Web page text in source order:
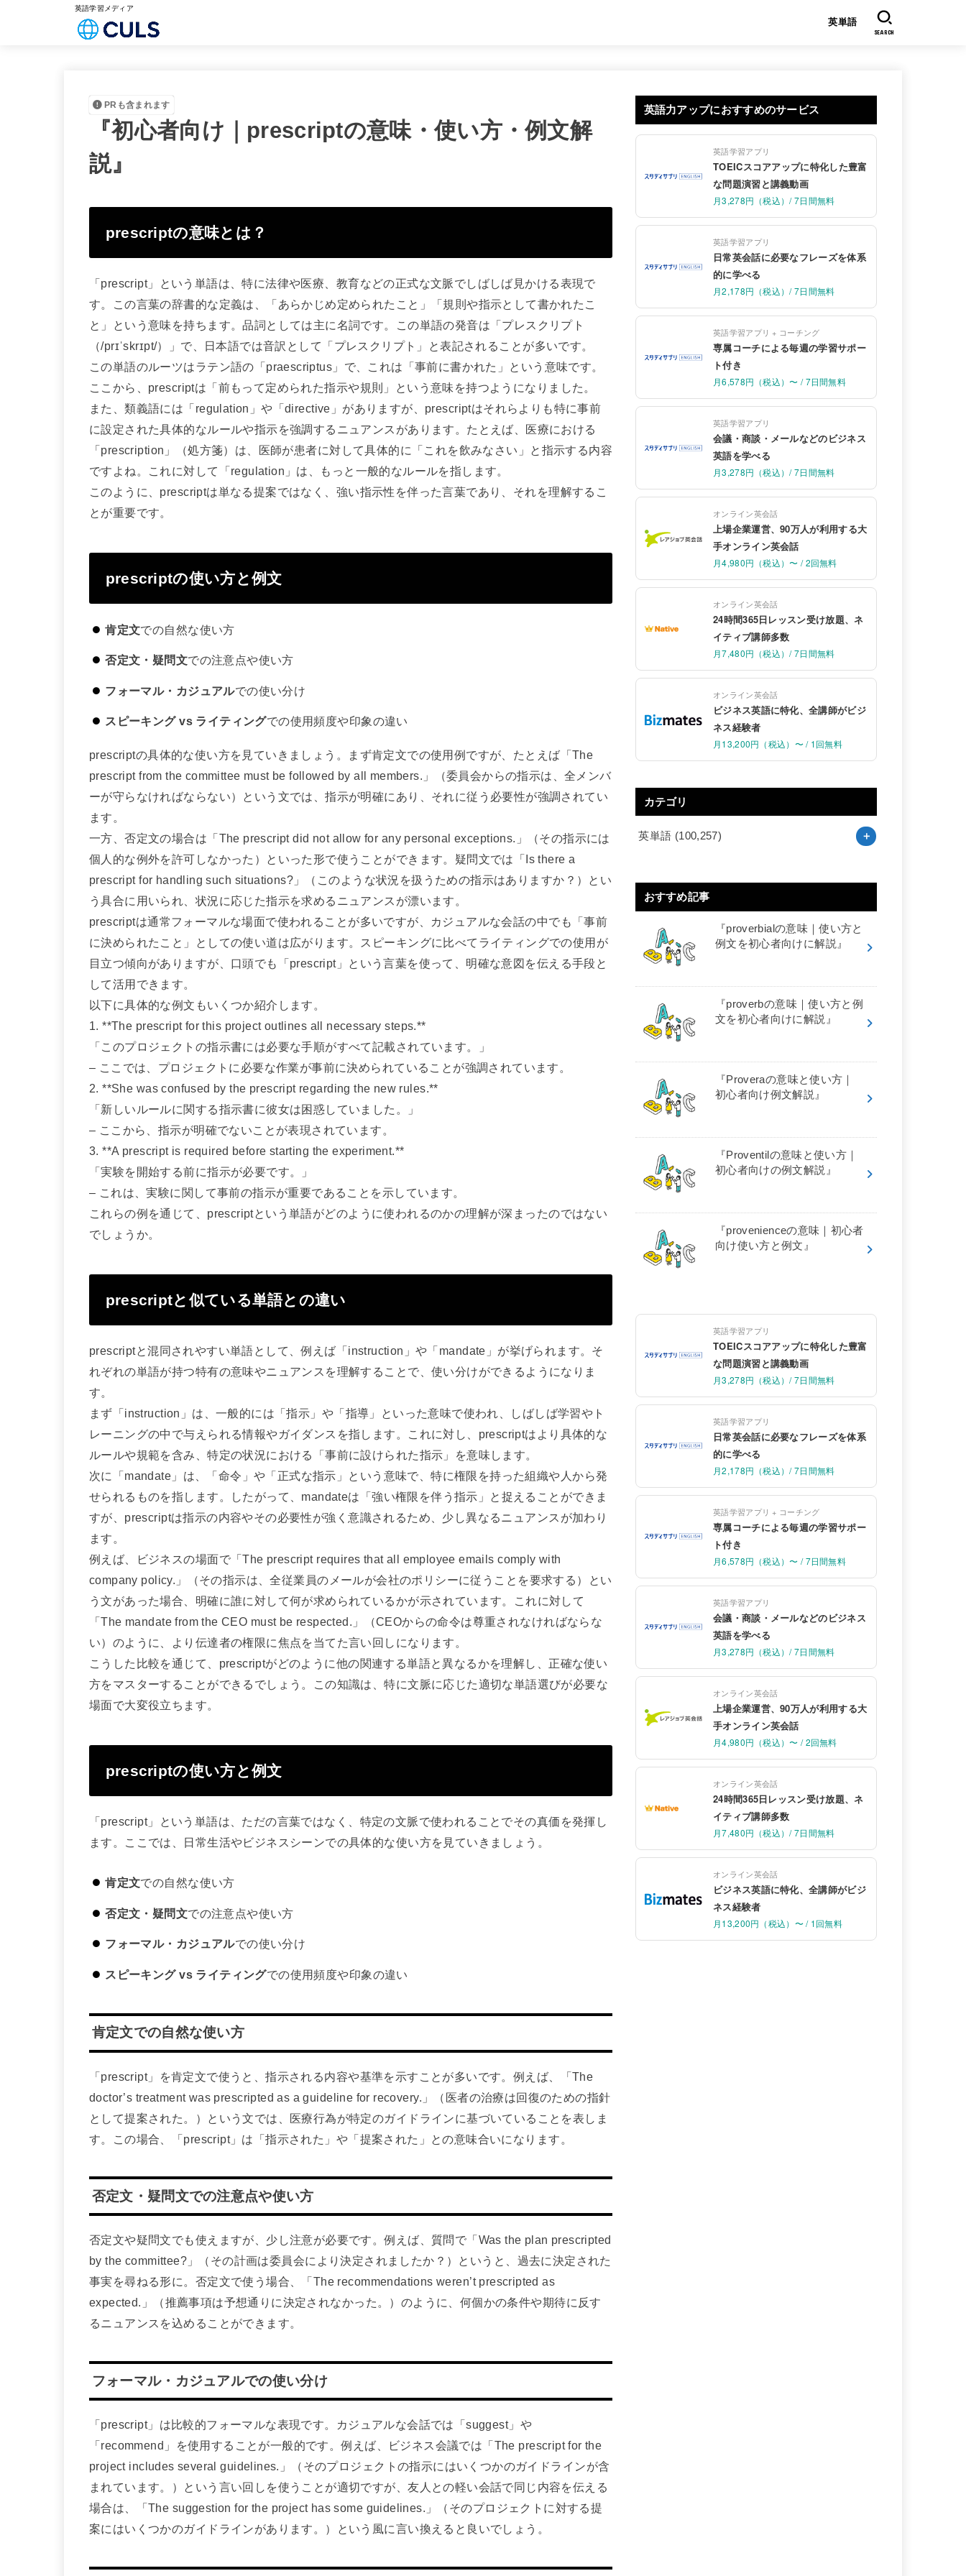
英語学習メディア
英単語
SEARCH
PRも含まれます
『初心者向け｜prescriptの意味・使い方・例文解
説』
prescriptの意味とは？
「prescript」という単語は、特に法律や医療、教育などの正式な文脈でしばしば見かける表現で
す。この言葉の辞書的な定義は、「あらかじめ定められたこと」「規則や指示として書かれたこ
と」という意味を持ちます。品詞としては主に名詞です。この単語の発音は「プレスクリプト
（/prɪˈskrɪpt/）」で、日本語では音訳として「プレスクリプト」と表記されることが多いです。
この単語のルーツはラテン語の「praescriptus」で、これは「事前に書かれた」という意味です。
ここから、prescriptは「前もって定められた指示や規則」という意味を持つようになりました。
また、類義語には「regulation」や「directive」がありますが、prescriptはそれらよりも特に事前
に設定された具体的なルールや指示を強調するニュアンスがあります。たとえば、医療における
「prescription」（処方箋）は、医師が患者に対して具体的に「これを飲みなさい」と指示する内容
ですよね。これに対して「regulation」は、もっと一般的なルールを指します。
このように、prescriptは単なる提案ではなく、強い指示性を伴った言葉であり、それを理解するこ
とが重要です。
prescriptの使い方と例文
肯定文での自然な使い方
否定文・疑問文での注意点や使い方
フォーマル・カジュアルでの使い分け
スピーキング vs ライティングでの使用頻度や印象の違い
prescriptの具体的な使い方を見ていきましょう。まず肯定文での使用例ですが、たとえば「The
prescript from the committee must be followed by all members.」（委員会からの指示は、全メンバ
ーが守らなければならない）という文では、指示が明確にあり、それに従う必要性が強調されてい
ます。
一方、否定文の場合は「The prescript did not allow for any personal exceptions.」（その指示には
個人的な例外を許可しなかった）といった形で使うことができます。疑問文では「Is there a
prescript for handling such situations?」（このような状況を扱うための指示はありますか？）とい
う具合に用いられ、状況に応じた指示を求めるニュアンスが漂います。
prescriptは通常フォーマルな場面で使われることが多いですが、カジュアルな会話の中でも「事前
に決められたこと」としての使い道は広がります。スピーキングに比べてライティングでの使用が
目立つ傾向がありますが、口頭でも「prescript」という言葉を使って、明確な意図を伝える手段と
して活用できます。
以下に具体的な例文もいくつか紹介します。
1. **The prescript for this project outlines all necessary steps.**
「このプロジェクトの指示書には必要な手順がすべて記載されています。」
– ここでは、プロジェクトに必要な作業が事前に決められていることが強調されています。
2. **She was confused by the prescript regarding the new rules.**
「新しいルールに関する指示書に彼女は困惑していました。」
– ここから、指示が明確でないことが表現されています。
3. **A prescript is required before starting the experiment.**
「実験を開始する前に指示が必要です。」
– これは、実験に関して事前の指示が重要であることを示しています。
これらの例を通じて、prescriptという単語がどのように使われるのかの理解が深まったのではない
でしょうか。
prescriptと似ている単語との違い
prescriptと混同されやすい単語として、例えば「instruction」や「mandate」が挙げられます。そ
れぞれの単語が持つ特有の意味やニュアンスを理解することで、使い分けができるようになりま
す。
まず「instruction」は、一般的には「指示」や「指導」といった意味で使われ、しばしば学習やト
レーニングの中で与えられる情報やガイダンスを指します。これに対し、prescriptはより具体的な
ルールや規範を含み、特定の状況における「事前に設けられた指示」を意味します。
次に「mandate」は、「命令」や「正式な指示」という意味で、特に権限を持った組織や人から発
せられるものを指します。したがって、mandateは「強い権限を伴う指示」と捉えることができま
すが、prescriptは指示の内容やその必要性が強く意識されるため、少し異なるニュアンスが加わり
ます。
例えば、ビジネスの場面で「The prescript requires that all employee emails comply with
company policy.」（その指示は、全従業員のメールが会社のポリシーに従うことを要求する）とい
う文があった場合、明確に誰に対して何が求められているかが示されています。これに対して
「The mandate from the CEO must be respected.」（CEOからの命令は尊重されなければならな
い）のように、より伝達者の権限に焦点を当てた言い回しになります。
こうした比較を通じて、prescriptがどのように他の関連する単語と異なるかを理解し、正確な使い
方をマスターすることができるでしょう。この知識は、特に文脈に応じた適切な単語選びが必要な
場面で大変役立ちます。
prescriptの使い方と例文
「prescript」という単語は、ただの言葉ではなく、特定の文脈で使われることでその真価を発揮し
ます。ここでは、日常生活やビジネスシーンでの具体的な使い方を見ていきましょう。
肯定文での自然な使い方
否定文・疑問文での注意点や使い方
フォーマル・カジュアルでの使い分け
スピーキング vs ライティングでの使用頻度や印象の違い
肯定文での自然な使い方
「prescript」を肯定文で使うと、指示される内容や基準を示すことが多いです。例えば、「The
doctor’s treatment was prescripted as a guideline for recovery.」（医者の治療は回復のための指針
として提案された。）という文では、医療行為が特定のガイドラインに基づいていることを表しま
す。この場合、「prescript」は「指示された」や「提案された」との意味合いになります。
否定文・疑問文での注意点や使い方
否定文や疑問文でも使えますが、少し注意が必要です。例えば、質問で「Was the plan prescripted
by the committee?」（その計画は委員会により決定されましたか？）というと、過去に決定された
事実を尋ねる形に。否定文で使う場合、「The recommendations weren’t prescripted as
expected.」（推薦事項は予想通りに決定されなかった。）のように、何個かの条件や期待に反す
るニュアンスを込めることができます。
フォーマル・カジュアルでの使い分け
「prescript」は比較的フォーマルな表現です。カジュアルな会話では「suggest」や
「recommend」を使用することが一般的です。例えば、ビジネス会議では「The prescript for the
project includes several guidelines.」（そのプロジェクトの指示にはいくつかのガイドラインが含
まれています。）という言い回しを使うことが適切ですが、友人との軽い会話で同じ内容を伝える
場合は、「The suggestion for the project has some guidelines.」（そのプロジェクトに対する提
案にはいくつかのガイドラインがあります。）という風に言い換えると良いでしょう。
英語力アップにおすすめのサービス
英語学習アプリ
TOEICスコアアップに特化した豊富
な問題演習と講義動画
月3,278円（税込）/ 7日間無料
英語学習アプリ
日常英会話に必要なフレーズを体系
的に学べる
月2,178円（税込）/ 7日間無料
英語学習アプリ + コーチング
専属コーチによる毎週の学習サポー
ト付き
月6,578円（税込）〜 / 7日間無料
英語学習アプリ
会議・商談・メールなどのビジネス
英語を学べる
月3,278円（税込）/ 7日間無料
オンライン英会話
上場企業運営、90万人が利用する大
手オンライン英会話
月4,980円（税込）〜 / 2回無料
オンライン英会話
24時間365日レッスン受け放題、ネ
イティブ講師多数
月7,480円（税込）/ 7日間無料
オンライン英会話
ビジネス英語に特化、全講師がビジ
ネス経験者
月13,200円（税込）〜 / 1回無料
カテゴリ
英単語 (100,257)
おすすめ記事
『proverbialの意味｜使い方と
例文を初心者向けに解説』
『proverbの意味｜使い方と例
文を初心者向けに解説』
『Proveraの意味と使い方｜
初心者向け例文解説』
『Proventilの意味と使い方｜
初心者向けの例文解説』
『provenienceの意味｜初心者
向け使い方と例文』
英語学習アプリ
TOEICスコアアップに特化した豊富
な問題演習と講義動画
月3,278円（税込）/ 7日間無料
英語学習アプリ
日常英会話に必要なフレーズを体系
的に学べる
月2,178円（税込）/ 7日間無料
英語学習アプリ + コーチング
専属コーチによる毎週の学習サポー
ト付き
月6,578円（税込）〜 / 7日間無料
英語学習アプリ
会議・商談・メールなどのビジネス
英語を学べる
月3,278円（税込）/ 7日間無料
オンライン英会話
上場企業運営、90万人が利用する大
手オンライン英会話
月4,980円（税込）〜 / 2回無料
オンライン英会話
24時間365日レッスン受け放題、ネ
イティブ講師多数
月7,480円（税込）/ 7日間無料
オンライン英会話
ビジネス英語に特化、全講師がビジ
ネス経験者
月13,200円（税込）〜 / 1回無料